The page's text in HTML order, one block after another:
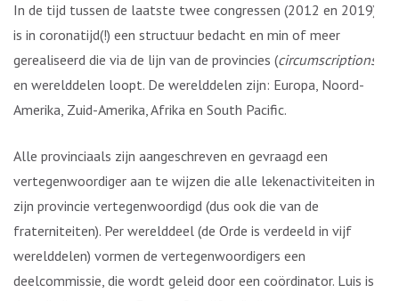
In de tijd tussen de laatste twee congressen (2012 en 2019)
is in coronatijd(!) een structuur bedacht en min of meer
gerealiseerd die via de lijn van de provincies (circumscriptions
en werelddelen loopt. De werelddelen zijn: Europa, Noord-
Amerika, Zuid-Amerika, Afrika en South Pacific.
Alle provinciaals zijn aangeschreven en gevraagd een
vertegenwoordiger aan te wijzen die alle lekenactiviteiten in
zijn provincie vertegenwoordigd (dus ook die van de
fraterniteiten). Per werelddeel (de Orde is verdeeld in vijf
werelddelen) vormen de vertegenwoordigers een
deelcommissie, die wordt geleid door een coördinator. Luis is